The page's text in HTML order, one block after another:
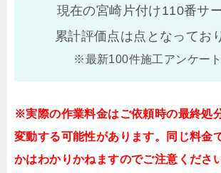
現在の宮崎片付け110番サ
累計評価点は点となってお
※最新100件施工アンケー
※実際の作業料金はご依頼時の最終処
変動する可能性があります。同じ料金
かはわかりかねますのでご注意ください